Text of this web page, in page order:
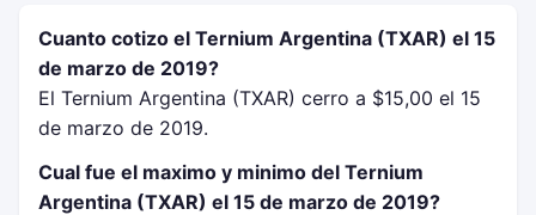
Cuanto cotizo el Ternium Argentina (TXAR) el 15
de marzo de 2019?
El Ternium Argentina (TXAR) cerro a $15,00 el 15
de marzo de 2019.
Cual fue el maximo y minimo del Ternium
Argentina (TXAR) el 15 de marzo de 2019?